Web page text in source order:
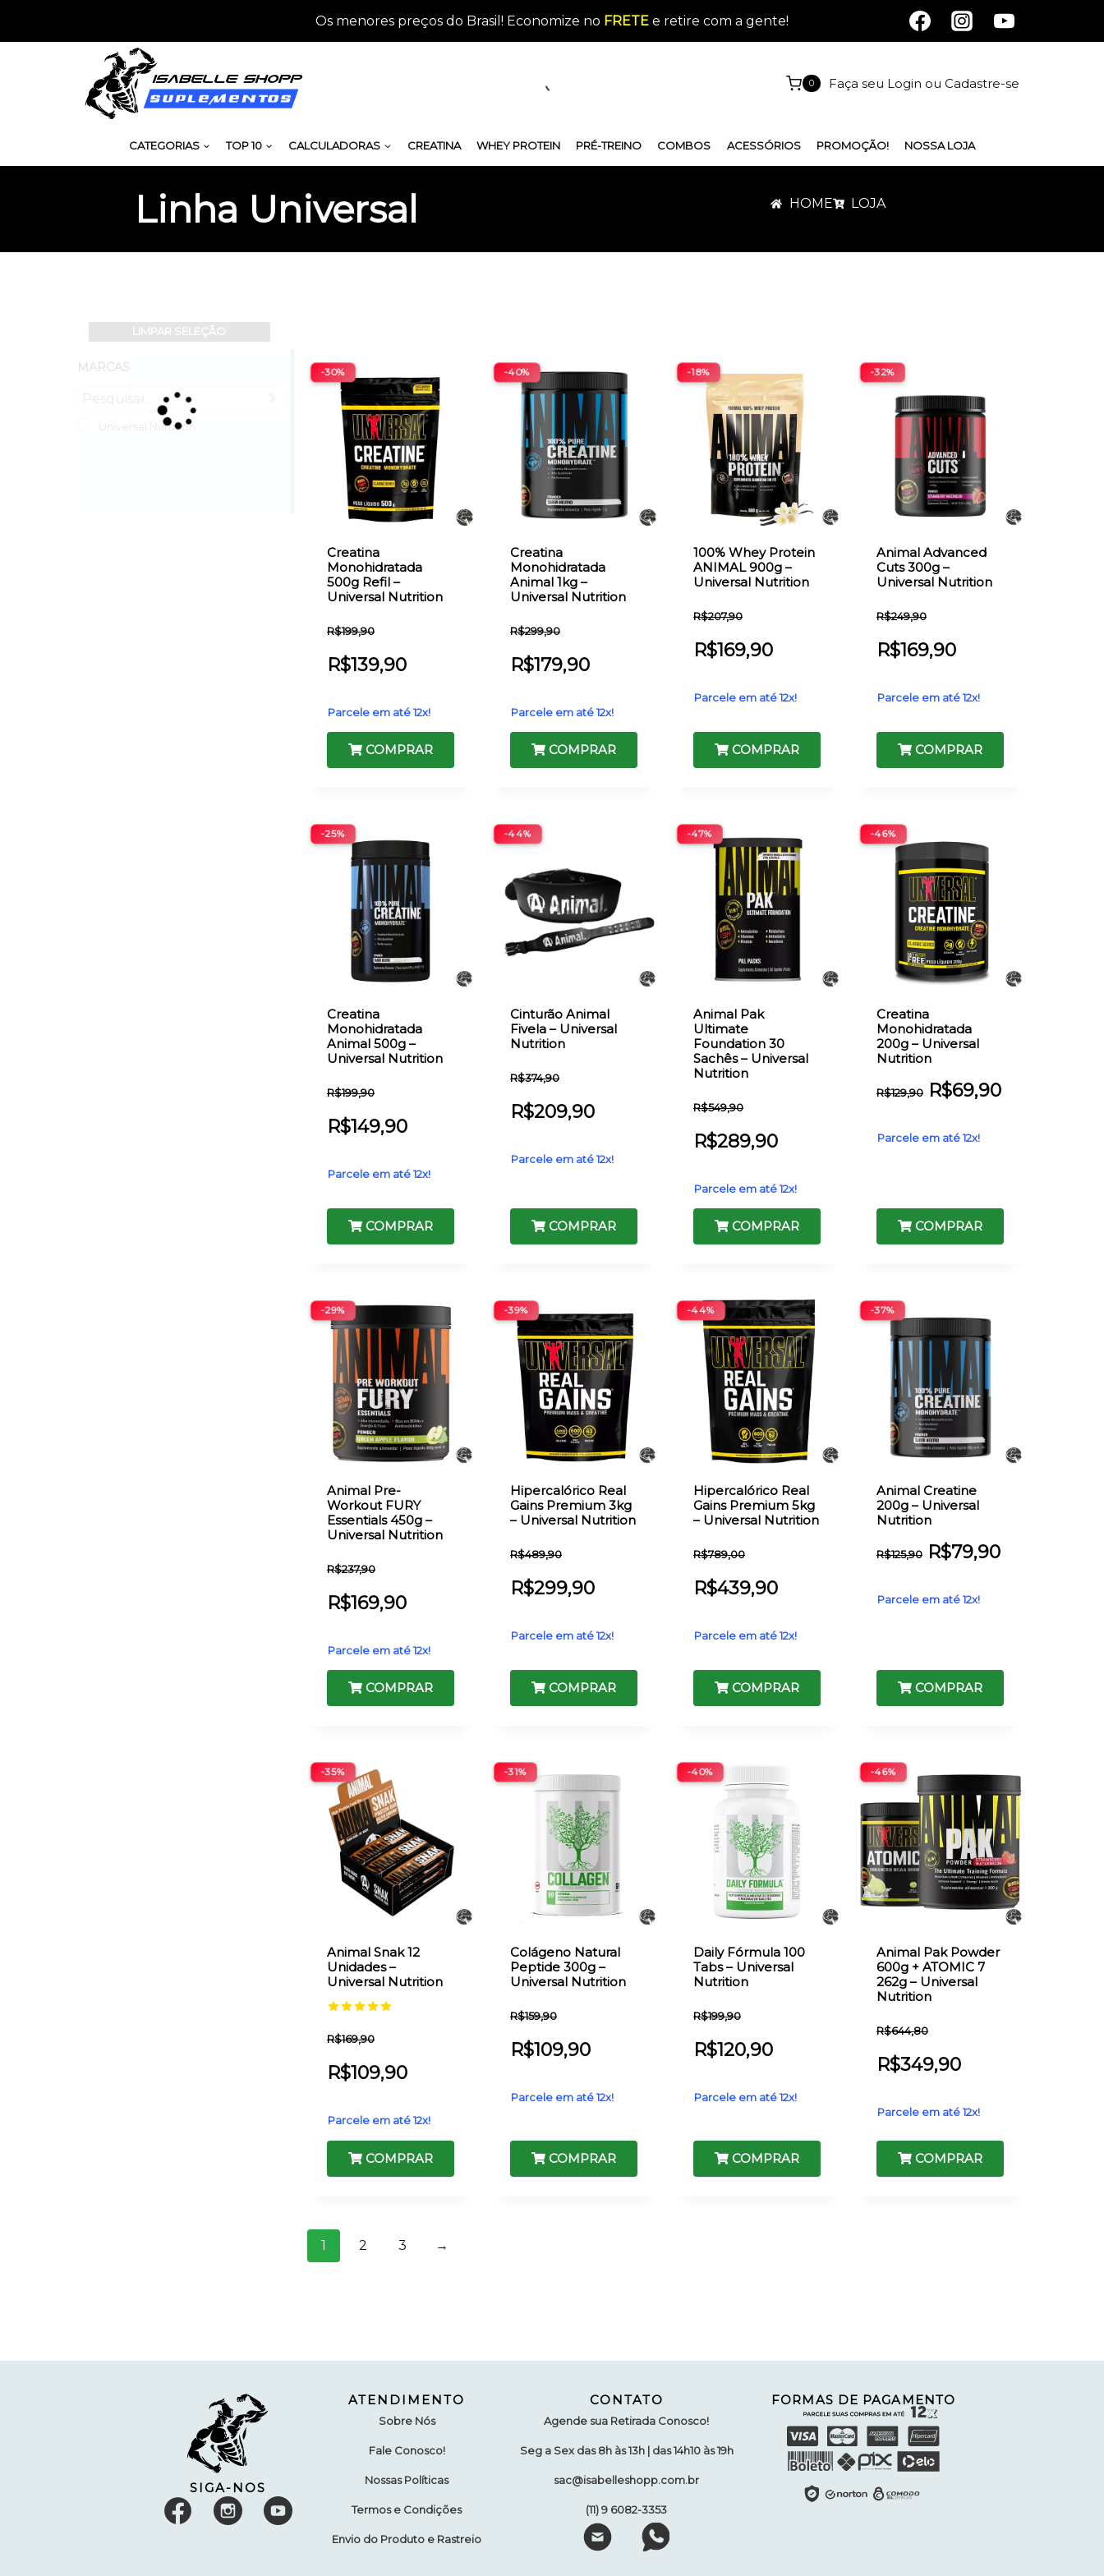
Os menores preços do Brasil! Economize no FRETE e retire com a gente!
0 Faça seu Login ou Cadastre-se
CATEGORIAS TOP 10 CALCULADORAS CREATINA WHEY PROTEIN PRÉ-TREINO COMBOS ACESSÓRIOS PROMOÇÃO! NOSSA LOJA
Linha Universal HOME LOJA
LIMPAR SELEÇÃO
MARCAS
Universal Nutrition
-30%
Creatina
Monohidratada
500g Refil –
Universal Nutrition
R$199,90
R$139,90
Parcele em até 12x!
COMPRAR
-40%
Creatina
Monohidratada
Animal 1kg –
Universal Nutrition
R$299,90
R$179,90
Parcele em até 12x!
COMPRAR
-18%
100% Whey Protein
ANIMAL 900g –
Universal Nutrition
R$207,90
R$169,90
Parcele em até 12x!
COMPRAR
-32%
Animal Advanced
Cuts 300g –
Universal Nutrition
R$249,90
R$169,90
Parcele em até 12x!
COMPRAR
-25%
Creatina
Monohidratada
Animal 500g –
Universal Nutrition
R$199,90
R$149,90
Parcele em até 12x!
COMPRAR
-44%
Cinturão Animal
Fivela – Universal
Nutrition
R$374,90
R$209,90
Parcele em até 12x!
COMPRAR
-47%
Animal Pak
Ultimate
Foundation 30
Sachês – Universal
Nutrition
R$549,90
R$289,90
Parcele em até 12x!
COMPRAR
-46%
Creatina
Monohidratada
200g – Universal
Nutrition
R$129,90 R$69,90
Parcele em até 12x!
COMPRAR
-29%
Animal Pre-
Workout FURY
Essentials 450g –
Universal Nutrition
R$237,90
R$169,90
Parcele em até 12x!
COMPRAR
-39%
Hipercalórico Real
Gains Premium 3kg
– Universal Nutrition
R$489,90
R$299,90
Parcele em até 12x!
COMPRAR
-44%
Hipercalórico Real
Gains Premium 5kg
– Universal Nutrition
R$789,00
R$439,90
Parcele em até 12x!
COMPRAR
-37%
Animal Creatine
200g – Universal
Nutrition
R$125,90 R$79,90
Parcele em até 12x!
COMPRAR
-35%
Animal Snak 12
Unidades –
Universal Nutrition
5.00
R$169,90
R$109,90
Parcele em até 12x!
COMPRAR
-31%
Colágeno Natural
Peptide 300g –
Universal Nutrition
R$159,90
R$109,90
Parcele em até 12x!
COMPRAR
-40%
Daily Fórmula 100
Tabs – Universal
Nutrition
R$199,90
R$120,90
Parcele em até 12x!
COMPRAR
-46%
Animal Pak Powder
600g + ATOMIC 7
262g – Universal
Nutrition
R$644,80
R$349,90
Parcele em até 12x!
COMPRAR
1 2 3 →
SIGA-NOS
ATENDIMENTO
Sobre Nós
Fale Conosco!
Nossas Políticas
Termos e Condições
Envio do Produto e Rastreio
CONTATO
Agende sua Retirada Conosco!
Seg a Sex das 8h às 13h | das 14h10 às 19h
sac@isabelleshopp.com.br
(11) 9 6082-3353
FORMAS DE PAGAMENTO